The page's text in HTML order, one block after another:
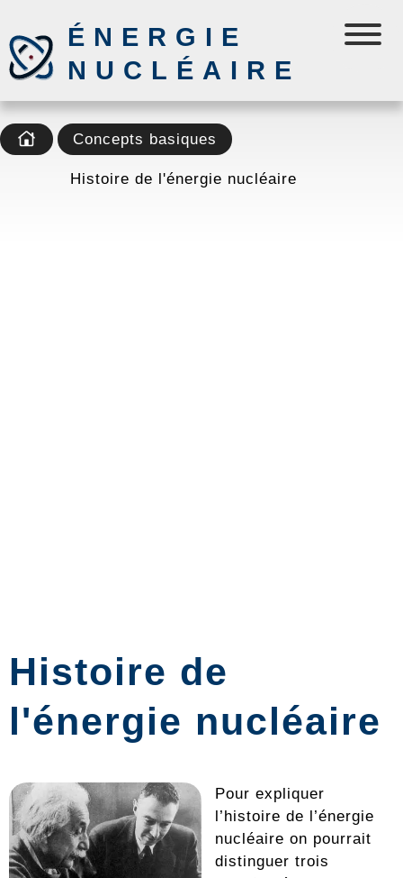
ÉNERGIE
NUCLÉAIRE
Concepts basiques
Histoire de l'énergie nucléaire
Histoire de
l'énergie nucléaire
Pour expliquer
l’histoire de l’énergie
nucléaire on pourrait
distinguer trois